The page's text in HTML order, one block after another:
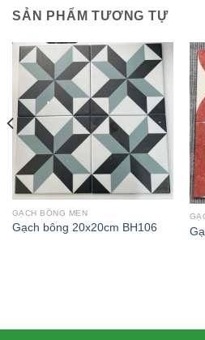
SẢN PHẨM TƯƠNG TỰ
GẠCH BÔNG MEN
Gạch bông 20x20cm BH106